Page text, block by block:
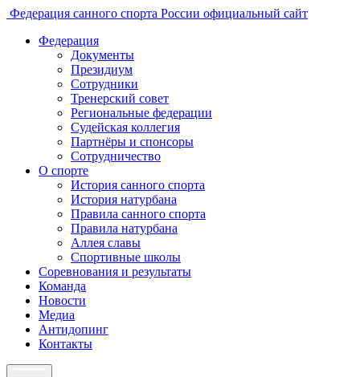
Федерация санного спорта России официальный сайт
Федерация
Документы
Президиум
Сотрудники
Тренерский совет
Региональные федерации
Судейская коллегия
Партнёры и спонсоры
Сотрудничество
О спорте
История санного спорта
История натурбана
Правила санного спорта
Правила натурбана
Аллея славы
Спортивные школы
Соревнования и результаты
Команда
Новости
Медиа
Антидопинг
Контакты